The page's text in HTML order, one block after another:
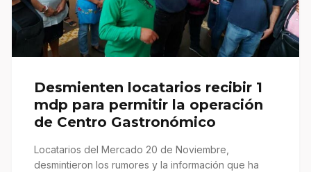
Desmienten locatarios recibir 1
mdp para permitir la operación
de Centro Gastronómico
Locatarios del Mercado 20 de Noviembre,
desmintieron los rumores y la información que ha